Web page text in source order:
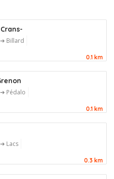
➔ Billard
0.1 km
➔ Pédalo
0.1 km
➔ Lacs
0.3 km